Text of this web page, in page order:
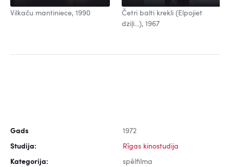
Vilkaču mantiniece, 1990
Četri balti krekli (Elpojiet
dziļi...), 1967
Gads 1972
Studija: Rīgas kinostudija
Kategorija: spēlfilma